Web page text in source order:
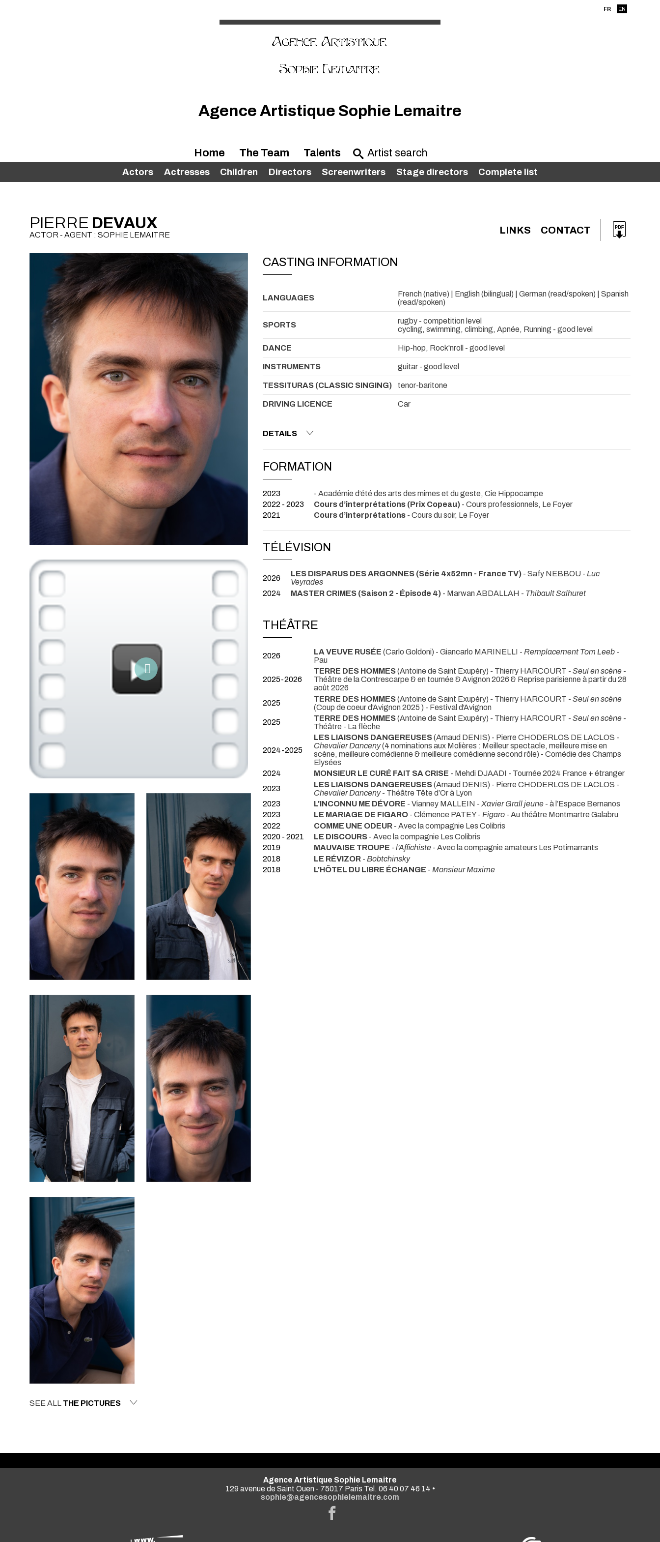
FR EN
Agence Artistique Sophie Lemaitre
Home The Team Talents
Actors Actresses Children Directors Screenwriters Stage directors Complete list
PIERRE DEVAUX
ACTOR - AGENT : SOPHIE LEMAITRE LINKS CONTACT
SEE ALL THE PICTURES
CASTING INFORMATION
LANGUAGES
French (native) | English (bilingual) | German (read/spoken) | Spanish
(read/spoken)
SPORTS
rugby - competition level
cycling, swimming, climbing, Apnée, Running - good level
DANCE Hip-hop, Rock'nroll - good level
INSTRUMENTS guitar - good level
TESSITURAS (CLASSIC SINGING) tenor-baritone
DRIVING LICENCE Car
DETAILS
FORMATION
2023
- Académie d’été des arts des mimes et du geste, Cie Hippocampe
2022 - 2023
Cours d’interprétations (Prix Copeau) - Cours professionnels, Le Foyer
2021
Cours d’interprétations - Cours du soir, Le Foyer
TÉLÉVISION
2026 LES DISPARUS DES ARGONNES (Série 4x52mn - France TV) - Safy NEBBOU - Luc
Veyrades
2024
MASTER CRIMES (Saison 2 - Épisode 4) - Marwan ABDALLAH - Thibault Salhuret
THÉÂTRE
2026 LA VEUVE RUSÉE (Carlo Goldoni) - Giancarlo MARINELLI - Remplacement Tom Leeb -
Pau
2025-2026
TERRE DES HOMMES(Antoine de Saint Exupéry) - Thierry HARCOURT - Seul en scène -
Théâtre de la Contrescarpe & en tournée & Avignon 2026 & Reprise parisienne à partir du 28
août 2026
2025
TERRE DES HOMMES(Antoine de Saint Exupéry) - Thierry HARCOURT - Seul en scène
(Coup de coeur d'Avignon 2025 ) - Festival d'Avignon
2025
TERRE DES HOMMES(Antoine de Saint Exupéry) - Thierry HARCOURT - Seul en scène -
Théâtre - La flèche
2024-2025
LES LIAISONS DANGEREUSES(Arnaud DENIS) - Pierre CHODERLOS DE LACLOS -
Chevalier Danceny(4 nominations aux Molières : Meilleur spectacle, meilleure mise en
scène, meilleure comédienne & meilleure comédienne second rôle) - Comédie des Champs
Elysées
2024
MONSIEUR LE CURÉ FAIT SA CRISE - Mehdi DJAADI - Tournée 2024 France + étranger
2023
LES LIAISONS DANGEREUSES(Arnaud DENIS) - Pierre CHODERLOS DE LACLOS -
Chevalier Danceny- Théâtre Tête d’Or à Lyon
2023
L'INCONNU ME DÉVORE - Vianney MALLEIN - Xavier Grall jeune - à l’Espace Bernanos
2023
LE MARIAGE DE FIGARO - Clémence PATEY - Figaro - Au théâtre Montmartre Galabru
2022
COMME UNE ODEUR - Avec la compagnie Les Colibris
2020 - 2021
LE DISCOURS - Avec la compagnie Les Colibris
2019
MAUVAISE TROUPE - l’Affichiste - Avec la compagnie amateurs Les Potimarrants
2018
LE RÉVIZOR - Bobtchinsky
2018
L'HÔTEL DU LIBRE ÉCHANGE - Monsieur Maxime
Agence Artistique Sophie Lemaitre
129 avenue de Saint Ouen - 75017 Paris Tel. 06 40 07 46 14 •
sophie@agencesophielemaitre.com